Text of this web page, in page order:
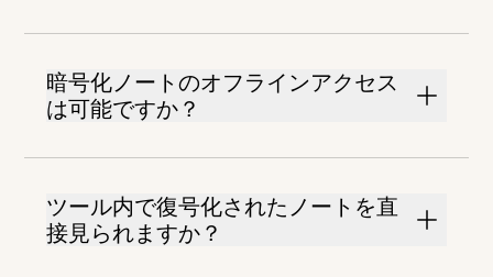
暗号化ノートのオフラインアクセス
は可能ですか？
ツール内で復号化されたノートを直
接見られますか？